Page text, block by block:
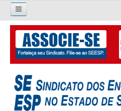
Pesquisar...
O SINDICATO
APRESENTAÇÃO
PALAVRA DO PRESIDENTE